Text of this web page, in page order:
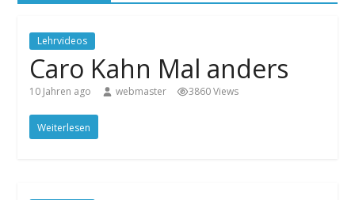
Lehrvideos
Caro Kahn Mal anders
10 Jahren ago webmaster 3860 Views
Weiterlesen